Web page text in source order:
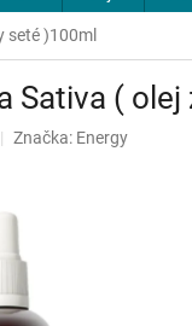
seté )100ml
Sativa (
Značka: Energy